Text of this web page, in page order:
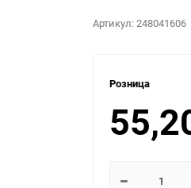
Артикул:248041606
Розница